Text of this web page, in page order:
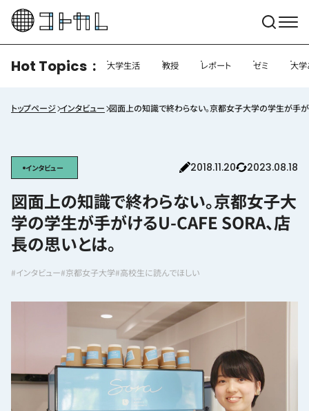
Hot Topics 大学生活 教授 レポート ゼミ 大学
トップページ インタビュー 図面上の知識で終わらない。京都女子大学の学生が手が
インタビュー 2018.11.20 2023.08.18
図面上の知識で終わらない。京都女子大
学の学生が手がけるU-CAFE SORA、店
長の思いとは。
#インタビュー#京都女子大学#高校生に読んでほしい